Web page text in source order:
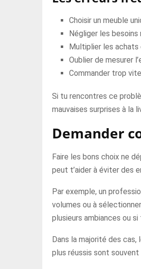
Choisir un meuble
Négliger les
Multiplier les achats
Oublier de mesurer
Commander trop
Si tu rencontres ce
mauvaises surprises à la
Demander
Faire les bons choix ne
peut t’aider à éviter des
Par exemple, un
volumes ou à
plusieurs ambiances ou
Dans la majorité des
plus réussis sont